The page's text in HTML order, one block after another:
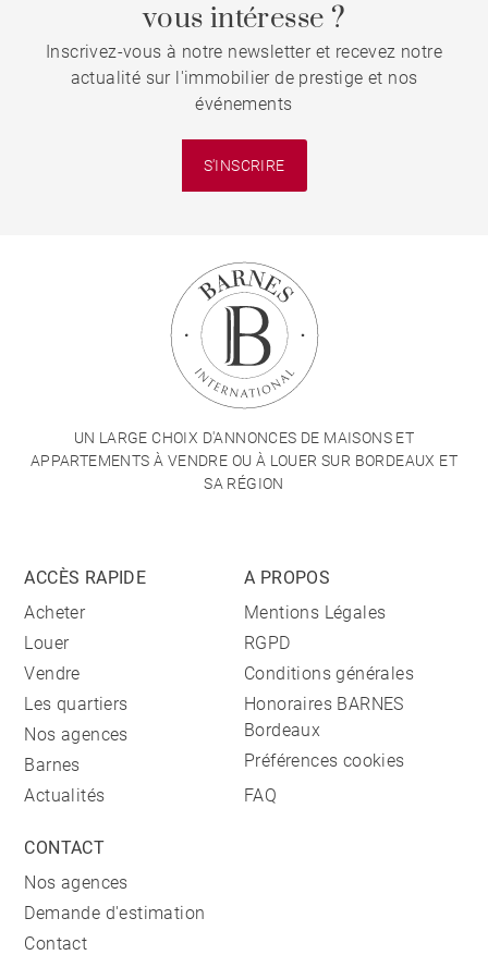
vous intéresse ?
Inscrivez-vous à notre newsletter et recevez notre
actualité sur l'immobilier de prestige et nos
événements
S'INSCRIRE
UN LARGE CHOIX D'ANNONCES DE MAISONS ET
APPARTEMENTS À VENDRE OU À LOUER SUR BORDEAUX ET
SA RÉGION
ACCÈS RAPIDE
Acheter
Louer
Vendre
Les quartiers
Nos agences
Barnes
Actualités
A PROPOS
Mentions Légales
RGPD
Conditions générales
Honoraires BARNES
Bordeaux
Préférences cookies
FAQ
CONTACT
Nos agences
Demande d'estimation
Contact